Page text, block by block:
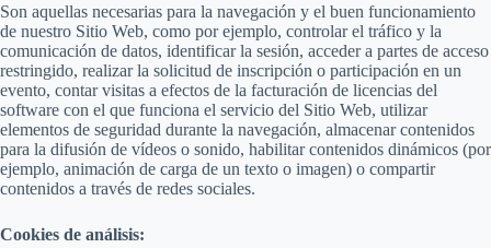
Son aquellas necesarias para la navegación y el buen funcionamiento
de nuestro Sitio Web, como por ejemplo, controlar el tráfico y la
comunicación de datos, identificar la sesión, acceder a partes de acceso
restringido, realizar la solicitud de inscripción o participación en un
evento, contar visitas a efectos de la facturación de licencias del
software con el que funciona el servicio del Sitio Web, utilizar
elementos de seguridad durante la navegación, almacenar contenidos
para la difusión de vídeos o sonido, habilitar contenidos dinámicos (por
ejemplo, animación de carga de un texto o imagen) o compartir
contenidos a través de redes sociales.
Cookies de análisis: